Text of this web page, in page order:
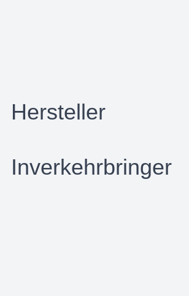
Hersteller
Inverkehrbringer